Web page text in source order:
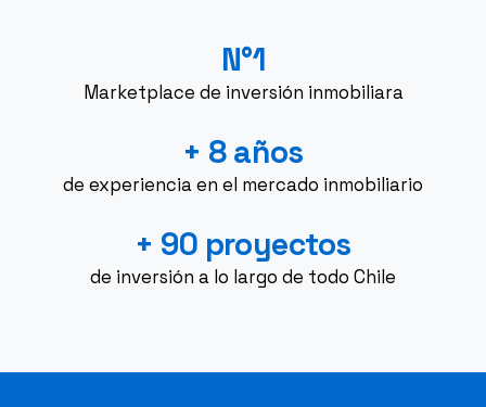
N°1
Marketplace de inversión inmobiliara
+ 8 años
de experiencia en el mercado inmobiliario
+ 90 proyectos
de inversión a lo largo de todo Chile